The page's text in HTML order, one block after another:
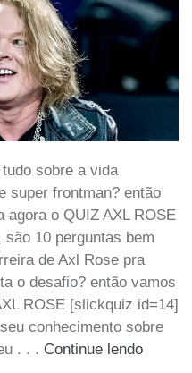
sobre a vida
super frontman? então
agora o QUIZ AXL ROSE
10 perguntas bem
de Axl Rose pra
o desafio? então vamos
ROSE [slickquiz id=14]
conhecimento sobre
. . . Continue lendo